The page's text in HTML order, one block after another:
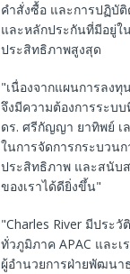
คำสั่งซื้อ และการปฏิบั
และหลักประกันที่มีอยู่ใ
ประสิทธิภาพสูงสุด
"เนื่องจากแผนการลง
จึงมีความต้องการระบ
ดร. ศรีกัญญา ยาทิพย์ เ
ในการจัดการกระบวน
ประสิทธิภาพ และสนับ
ของเราได้ดียิ่งขึ้น"
"Charles River มีประ
ทั่วภูมิภาค APAC และ
ผู้อำนวยการฝ่ายพัฒนา